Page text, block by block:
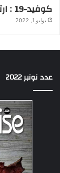
كوفيد-19 : ارتفع عدد حالات الإصابة
يوليو 1, 2022
عدد نونبر 2022